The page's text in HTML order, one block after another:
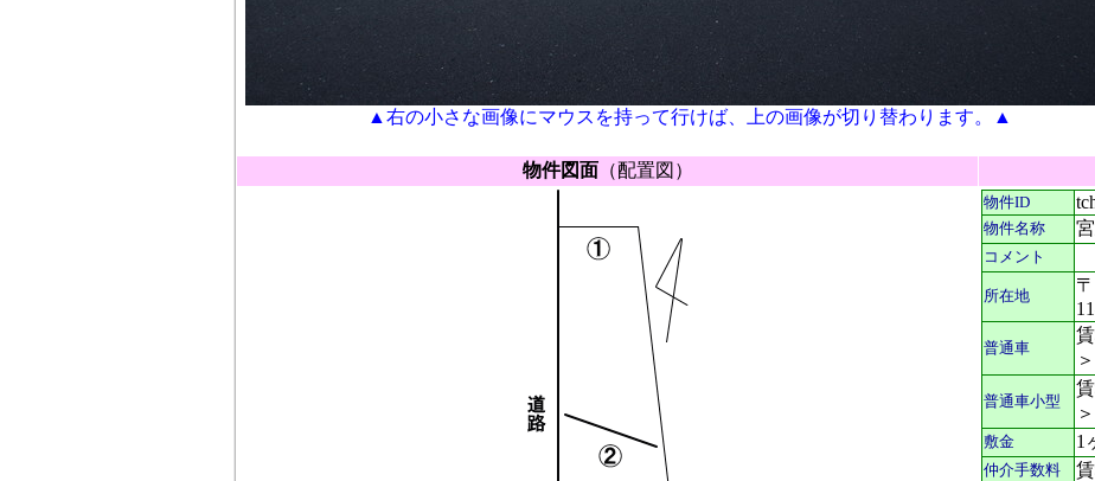
▲右の小さな画像にマウスを持って行けば、上の画像が切り替わります。▲
物件図面（配置図）
物件ID
物件名称
コメント
所在地
普通車
＞
普通車小型
＞
敷金 1
仲介手数料